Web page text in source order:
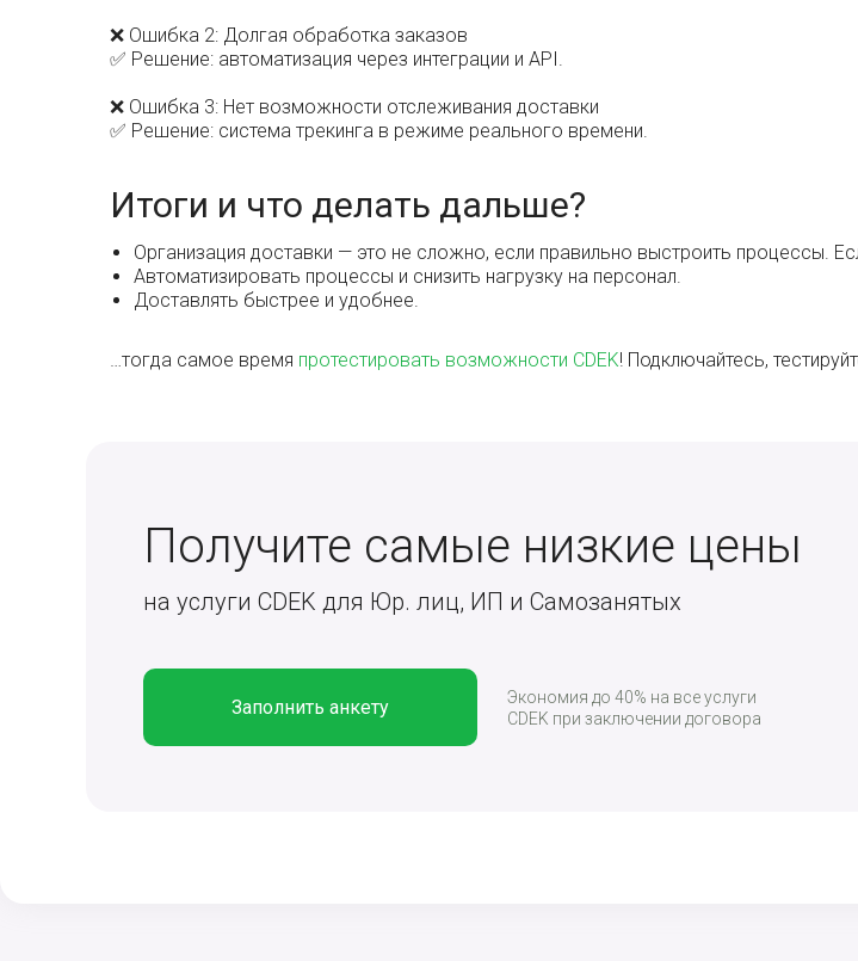
❌ Ошибка 2: Долгая обработка заказов
✅ Решение: автоматизация через интеграции и API.
❌ Ошибка 3: Нет возможности отслеживания доставки
✅ Решение: система трекинга в режиме реального времени.
Итоги и что делать дальше?
Организация доставки — это не сложно, если правильно выстроить процессы.
Автоматизировать процессы и снизить нагрузку на персонал.
Доставлять быстрее и удобнее.
…тогда самое время протестировать возможности CDEK! Подключайтесь,
Получите самые низкие цены
на услуги CDEK для Юр. лиц, ИП и Самозанятых
Заполнить анкету
Экономия до 40% на все услуги
CDEK при заключении договора